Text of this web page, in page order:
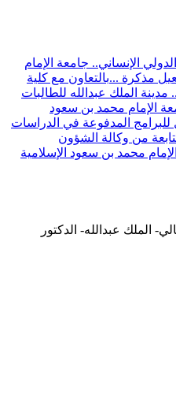
الإنساني.. جامعة الإمام
مذكرة ...بالتعاون مع كلية
الملك عبدالله للطالبات
الإمام محمد بن سعود
للبرامج المدفوعة في الدراسات
من وكالة الشؤون
محمد بن سعود الإسلامية
الملك عبدالله- الدكتور